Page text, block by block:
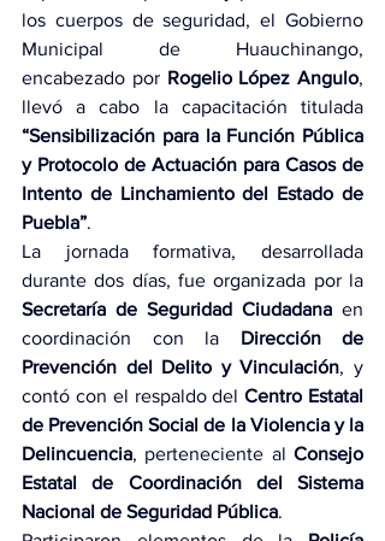
los cuerpos de seguridad, el Gobierno
Municipal de Huauchinango,
encabezado por Rogelio López Angulo,
“Sensibilización para la Función Pública
y Protocolo de Actuación para Casos de
Intento de Linchamiento del Estado de
Puebla”.
La jornada formativa, desarrollada
Secretaría de Seguridad Ciudadana en
coordinación con la Dirección de
Prevención del Delito y Vinculación, y
contó con el respaldo del Centro Estatal
de Prevención Social de la Violencia y la
Delincuencia, perteneciente al Consejo
Estatal de Coordinación del Sistema
Nacional de Seguridad Pública.